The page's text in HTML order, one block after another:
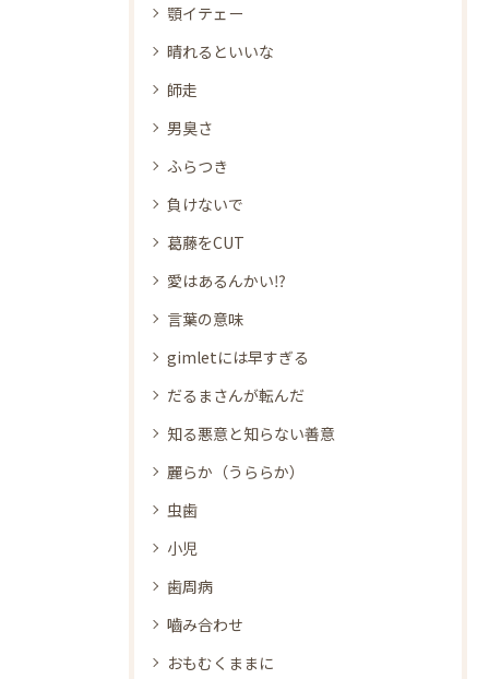
顎イテェー
晴れるといいな
師走
男臭さ
ふらつき
負けないで
葛藤をCUT
愛はあるんかい⁉
言葉の意味
gimletには早すぎる
だるまさんが転んだ
知る悪意と知らない善意
麗らか（うららか）
虫歯
小児
歯周病
嚙み合わせ
おもむくままに